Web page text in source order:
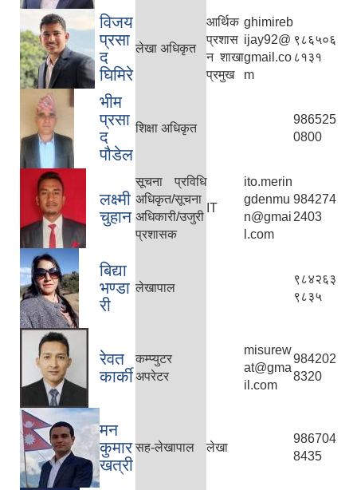
विजय
प्रसा
द
घिमिरे
लेखा अधिकृत
आर्थिक
प्रशास
न शाखा
प्रमुख
ghimireb
ijay92@
gmail.co
m
९८६५०६
८१३१
भीम
प्रसा
द
पौडेल
शिक्षा अधिकृत
986525
0800
लक्ष्मी
चुहान
सूचना प्रविधि
अधिकृत/सूचना
अधिकारी/उजुरी
प्रशासक
IT
ito.merin
gdenmu
n@gmai
l.com
984274
2403
बिद्या
भण्डा
री
लेखापाल
९८४२६३
९८३५
रेवत
कार्की
कम्प्युटर
अपरेटर
misurew
at@gma
il.com
984202
8320
मन
कुमार
खत्री
सह-लेखापाल लेखा
986704
8435